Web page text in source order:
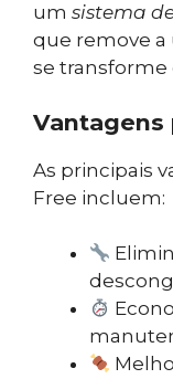
um sistema
que remove a
se transforme
Vantagens
As principais
Free incluem: